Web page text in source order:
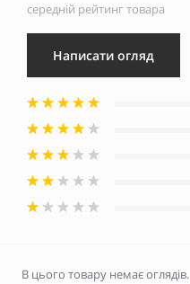
середній рейтинг товара
Написати огляд
В цього товару немає оглядів.